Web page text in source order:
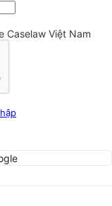
Caselaw Việt Nam